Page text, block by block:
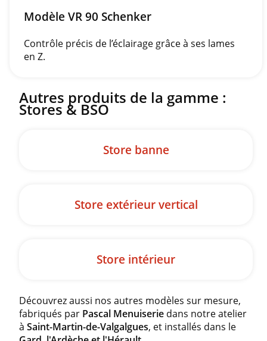
Modèle VR 90 Schenker
Contrôle précis de l’éclairage grâce à ses lames
en Z.
Autres produits de la gamme :
Stores & BSO
Store banne
Store extérieur vertical
Store intérieur
Découvrez aussi nos autres modèles sur mesure,
fabriqués par Pascal Menuiserie dans notre atelier
à Saint-Martin-de-Valgalgues, et installés dans le